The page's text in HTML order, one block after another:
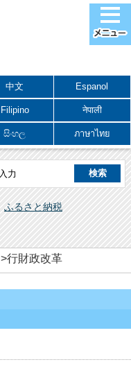
中文 Espanol
Filipino नेपाली
සිංහල ภาษาไทย
ふるさと納税
>行財政改革